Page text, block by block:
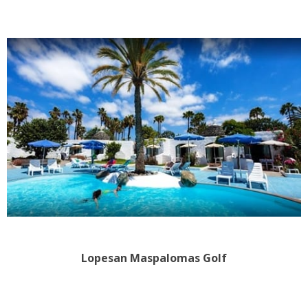
Lopesan Maspalomas Golf